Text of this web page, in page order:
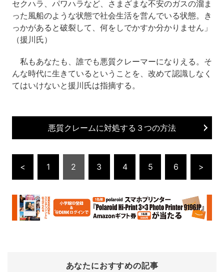
セクハラ、パワハラなど、さまざまな不安のガスの溜ま
った風船のような状態で社会生活を営んでいる状態。き
っかがあると破裂して、何をしでかすか分かりません」
（援川氏）
私もあなたも、誰でも悪質クレーマーになりえる。そ
んな時代に生きているということを、改めて認識しなく
てはいけないと援川氏は指摘する。
悪質クレームに対処する３つの方法
< 1 2 3 4 5 6 >
あなたにおすすめの記事